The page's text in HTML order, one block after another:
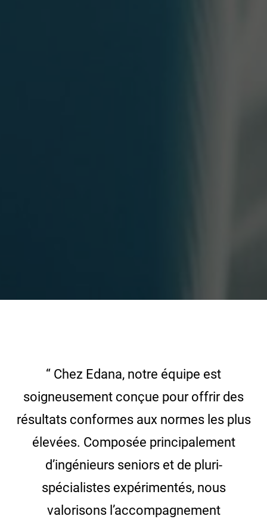
“ Chez Edana, notre équipe est
soigneusement conçue pour offrir des
résultats conformes aux normes les plus
élevées. Composée principalement
d’ingénieurs seniors et de pluri-
spécialistes expérimentés, nous
valorisons l’accompagnement